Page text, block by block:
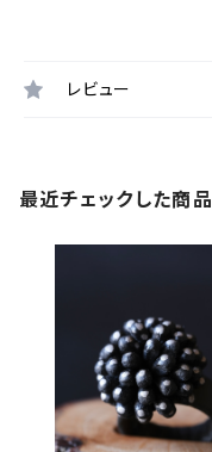
レビュー
最近チェックした商品